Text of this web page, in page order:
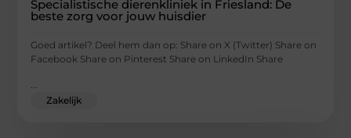
Specialistische dierenkliniek in Friesland: De
beste zorg voor jouw huisdier
Goed artikel? Deel hem dan op: Share on X (Twitter) Share on
Facebook Share on Pinterest Share on LinkedIn Share
Zakelijk